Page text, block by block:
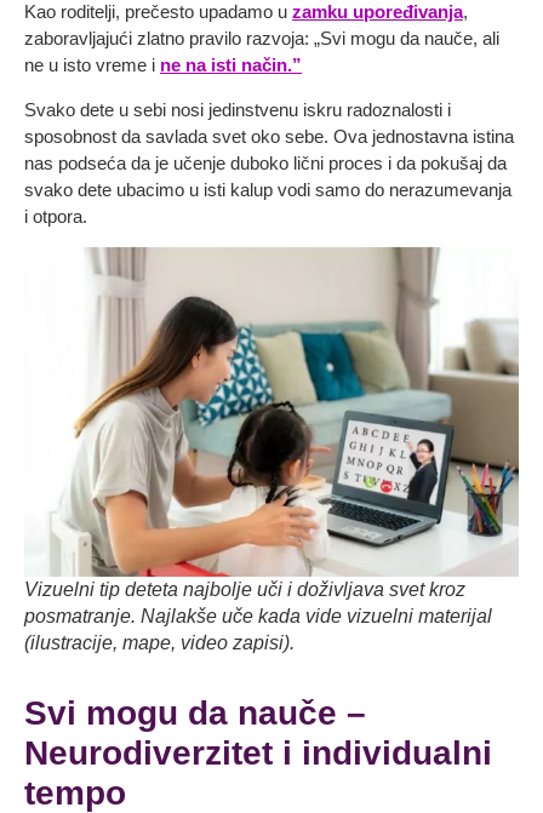
Kao roditelji, prečesto upadamo u zamku upoređivanja,
zaboravljajući zlatno pravilo razvoja: „Svi mogu da nauče, ali
ne u isto vreme i ne na isti način.”
Svako dete u sebi nosi jedinstvenu iskru radoznalosti i
sposobnost da savlada svet oko sebe. Ova jednostavna istina
nas podseća da je učenje duboko lični proces i da pokušaj da
svako dete ubacimo u isti kalup vodi samo do nerazumevanja
i otpora.
Vizuelni tip deteta najbolje uči i doživljava svet kroz
posmatranje. Najlakše uče kada vide vizuelni materijal
(ilustracije, mape, video zapisi).
Svi mogu da nauče –
Neurodiverzitet i individualni
tempo